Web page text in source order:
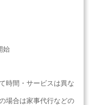
始
時間・サービスは異な
場合は家事代行などの